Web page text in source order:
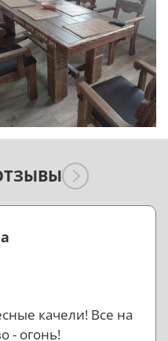
качели! Все на
- огонь!